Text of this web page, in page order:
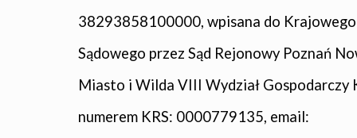
38293858100000, wpisana do
Sądowego przez Sąd Rejonowy Poznań
Miasto i Wilda VIII Wydział Gospodarczy
numerem KRS: 0000779135, email: